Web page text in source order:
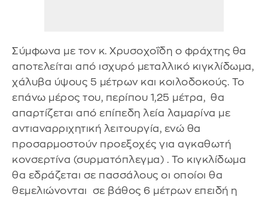
Σύμφωνα με τον κ. Χρυσοχοΐδη ο φράχτης θα
αποτελείται από ισχυρό μεταλλικό κιγκλίδωμα,
χάλυβα ύψους 5 μέτρων και κοιλοδοκούς. Το
επάνω μέρος του, περίπου 1,25 μέτρα, θα
απαρτίζεται από επίπεδη λεία λαμαρίνα με
αντιαναρριχητική λειτουργία, ενώ θα
προσαρμοστούν προεξοχές για αγκαθωτή
κονσερτίνα (συρματόπλεγμα) . Το κιγκλίδωμα
θα εδράζεται σε πασσάλους οι οποίοι θα
θεμελιώνονται σε βάθος 6 μέτρων επειδή η